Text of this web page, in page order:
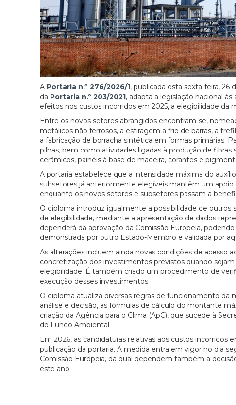
A Portaria n.º 276/2026/1, publicada esta sexta-feira, 26
da Portaria n.º 203/2021, adapta a legislação nacional
efeitos nos custos incorridos em 2025, a elegibilidade da
Entre os novos setores abrangidos encontram-se,
metálicos não ferrosos, a estiragem a frio de barras, a
a fabricação de borracha sintética em formas primárias.
pilhas, bem como atividades ligadas à produção de
cerâmicos, painéis à base de madeira, corantes e
A portaria estabelece que a intensidade máxima do
subsetores já anteriormente elegíveis mantêm um
enquanto os novos setores e subsetores passam a
O diploma introduz igualmente a possibilidade de
de elegibilidade, mediante a apresentação de dados
dependerá da aprovação da Comissão Europeia,
demonstrada por outro Estado-Membro e validada por
As alterações incluem ainda novas condições de acesso
concretização dos investimentos previstos quando
elegibilidade. É também criado um procedimento de
execução desses investimentos.
O diploma atualiza diversas regras de funcionamento da
análise e decisão, as fórmulas de cálculo do montante
criação da Agência para o Clima (ApC), que sucede à
do Fundo Ambiental.
Em 2026, as candidaturas relativas aos custos incorridos
publicação da portaria. A medida entra em vigor no dia
Comissão Europeia, da qual dependem também a
este ano.